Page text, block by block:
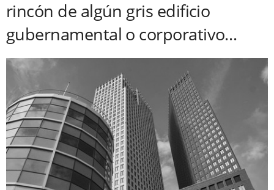
rincón de algún gris edificio
gubernamental o corporativo…